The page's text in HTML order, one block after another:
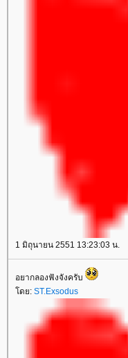
1 มิถุนายน 2551 13:23:03 น.
อยากลองฟังจังครับ
โดย: ST.Exsodus